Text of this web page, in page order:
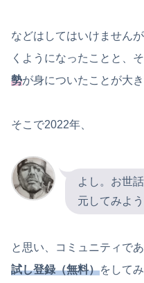
などはしてはいけません
くようになったことと、
勢が身についたことが大
そこで2022年、
よし。お世
元してみよう
と思い、コミュニティで
試し登録（無料）をして